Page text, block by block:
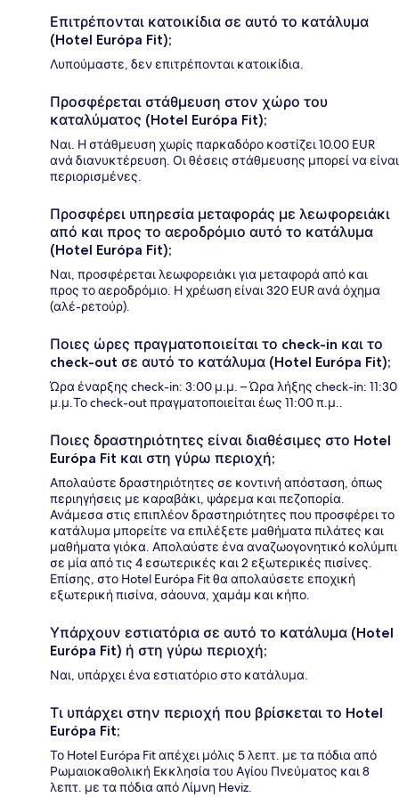
Επιτρέπονται κατοικίδια σε αυτό το κατάλυμα
(Hotel Európa Fit);
Λυπούμαστε, δεν επιτρέπονται κατοικίδια.
Προσφέρεται στάθμευση στον χώρο του
καταλύματος (Hotel Európa Fit);
Ναι. Η στάθμευση χωρίς παρκαδόρο κοστίζει 10.00 EUR
ανά διανυκτέρευση. Οι θέσεις στάθμευσης μπορεί να είναι
περιορισμένες.
Προσφέρει υπηρεσία μεταφοράς με λεωφορειάκι
από και προς το αεροδρόμιο αυτό το κατάλυμα
(Hotel Európa Fit);
Ναι, προσφέρεται λεωφορειάκι για μεταφορά από και
προς το αεροδρόμιο. Η χρέωση είναι 320 EUR ανά όχημα
(αλέ-ρετούρ).
Ποιες ώρες πραγματοποιείται το check-in και το
check-out σε αυτό το κατάλυμα (Hotel Európa Fit);
Ώρα έναρξης check-in: 3:00 μ.μ. – Ώρα λήξης check-in: 11:30
μ.μ.Το check-out πραγματοποιείται έως 11:00 π.μ..
Ποιες δραστηριότητες είναι διαθέσιμες στο Hotel
Európa Fit και στη γύρω περιοχή;
Απολαύστε δραστηριότητες σε κοντινή απόσταση, όπως
περιηγήσεις με καραβάκι, ψάρεμα και πεζοπορία.
Ανάμεσα στις επιπλέον δραστηριότητες που προσφέρει το
κατάλυμα μπορείτε να επιλέξετε μαθήματα πιλάτες και
μαθήματα γιόκα. Απολαύστε ένα αναζωογονητικό κολύμπι
σε μία από τις 4 εσωτερικές και 2 εξωτερικές πισίνες.
Επίσης, στο Hotel Európa Fit θα απολαύσετε εποχική
εξωτερική πισίνα, σάουνα, χαμάμ και κήπο.
Υπάρχουν εστιατόρια σε αυτό το κατάλυμα (Hotel
Európa Fit) ή στη γύρω περιοχή;
Ναι, υπάρχει ένα εστιατόριο στο κατάλυμα.
Τι υπάρχει στην περιοχή που βρίσκεται το Hotel
Európa Fit;
Το Hotel Európa Fit απέχει μόλις 5 λεπτ. με τα πόδια από
Ρωμαιοκαθολική Εκκλησία του Αγίου Πνεύματος και 8
λεπτ. με τα πόδια από Λίμνη Heviz.